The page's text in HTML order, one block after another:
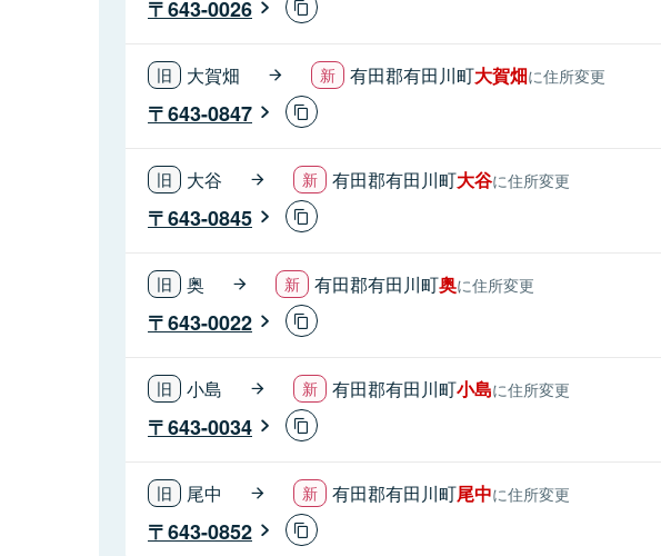
643-0026
大賀畑 有田郡有田川町大賀畑に住所変更
643-0847
大谷 有田郡有田川町大谷に住所変更
643-0845
奥 有田郡有田川町奥に住所変更
643-0022
小島 有田郡有田川町小島に住所変更
643-0034
尾中 有田郡有田川町尾中に住所変更
643-0852